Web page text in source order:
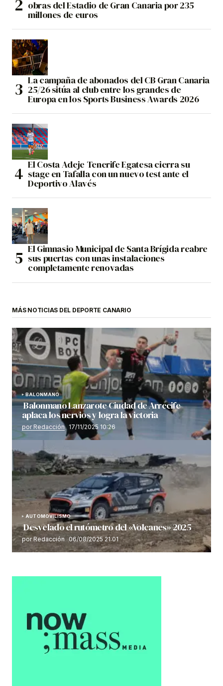
obras del Estadio de Gran Canaria por 235
millones de euros
La campaña de abonados del CB Gran Canaria
25/26 sitúa al club entre los grandes de
Europa en los Sports Business Awards 2026
El Costa Adeje Tenerife Egatesa cierra su
stage en Tafalla con un nuevo test ante el
Deportivo Alavés
El Gimnasio Municipal de Santa Brígida reabre
sus puertas con unas instalaciones
completamente renovadas
MÁS NOTICIAS DEL DEPORTE CANARIO
BALONMANO
Balonmano Lanzarote Ciudad de Arrecife
aplaca los nervios y logra la victoria
por Redacción 17/11/2025 10:26
AUTOMOVILISMO
Desvelado el rutómetro del «Volcanes» 2025
por Redacción 06/08/2025 21:01